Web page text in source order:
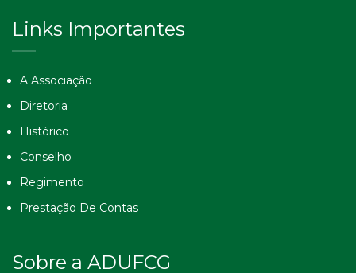
Links Importantes
A Associação
Diretoria
Histórico
Conselho
Regimento
Prestação De Contas
Sobre a ADUFCG